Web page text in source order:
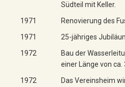
Südteil mit Keller.
1971
Renovierung des
1971
25-jähriges
1972
Bau der
einer Länge von ca.
1972
Das Vereinsheim